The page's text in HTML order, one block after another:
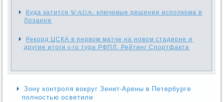
Куда катится WADA: ключевые решения исполкома в
Лозанне
Рекорд ЦСКА в первом матче на новом стадионе и
другие итоги 6-го тура РФПЛ. Рейтинг Спортфакта
Зону контроля вокруг Зенит-Арены в Петербурге
полностью осветили